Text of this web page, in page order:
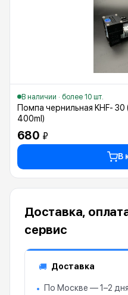
В наличии · более 10 шт.
Помпа чернильная KHF-
400ml)
680 ₽
В
Доставка,
сервис
🚚 Доставка
По Москве — 1–2 дня